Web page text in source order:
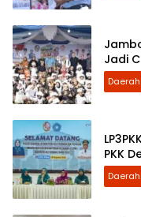
Jadi
Daerah
PKK
Daerah